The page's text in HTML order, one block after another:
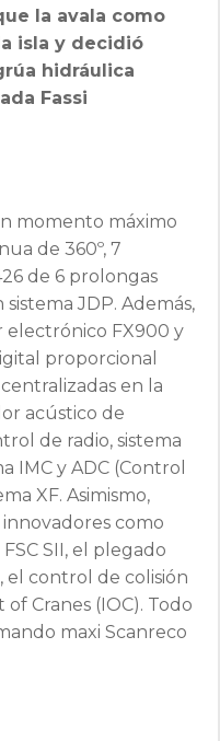
la avala como
isla y decidió
hidráulica
Fassi
momento máximo
de 360º, 7
de 6 prolongas
JDP. Además,
electrónico FX900 y
proporcional
en la
acústico de
de radio, sistema
IMC y ADC (Control
XF. Asimismo,
como
SII, el plegado
el control de colisión
Cranes (IOC). Todo
maxi Scanreco